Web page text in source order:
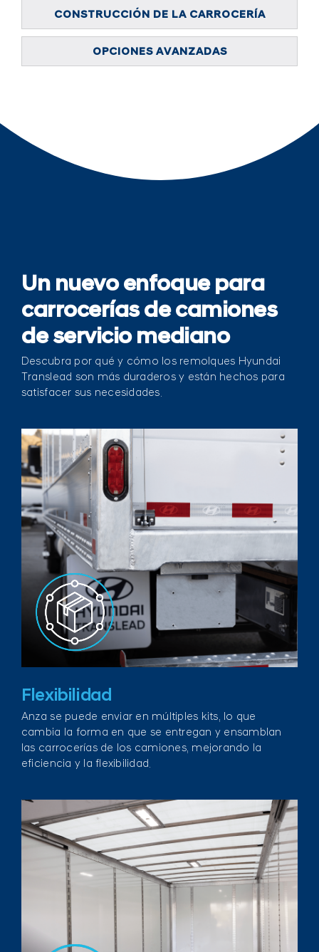
CONSTRUCCIÓN DE LA CARROCERÍA
OPCIONES AVANZADAS
Un nuevo enfoque para
carrocerías de camiones
de servicio mediano
Descubra por qué y cómo los remolques Hyundai
Translead son más duraderos y están hechos para
satisfacer sus necesidades.
Flexibilidad
Anza se puede enviar en múltiples kits, lo que
cambia la forma en que se entregan y ensamblan
las carrocerías de los camiones, mejorando la
eficiencia y la flexibilidad.